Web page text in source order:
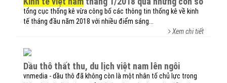
tổng cục thống kê vừa công bố các thông tin thống kê về kinh
tế tháng đầu năm 2018 với nhiều điểm sáng...
Xem chi tiết
dầu thô thất thu, du lịch việt nam lên ngôi
vnmedia - dầu thô đã không còn là một nhân tố chủ lực trong